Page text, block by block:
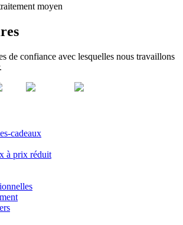
moyen
de confiance avec lesquelles nous travaillons
cadeaux
à prix réduit